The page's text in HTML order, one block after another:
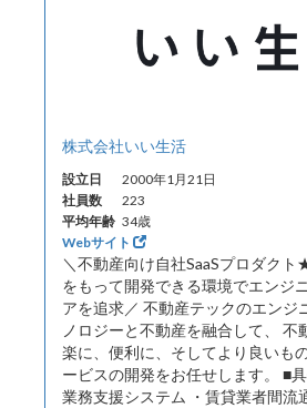
株式会社いい生活
設立日
2000年1月21日
社員数
223
平均年齢 34歳
Webサイト
＼不動産向け自社SaaSプロダク
をもって開発できる環境でエンジ
アを追求／ 不動産テックのエンジ
ノロジーと不動産を融合して、 不
楽に、便利に、そしてより良いも
ービスの開発をお任せします。 ■
業務支援システム ・賃貸業者間流